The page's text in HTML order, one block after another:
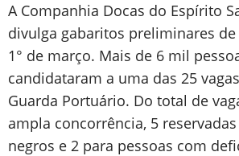
A Companhia Docas do Espírito
divulga gabaritos preliminares
1° de março. Mais de 6 mil
candidataram a uma das 25
Guarda Portuário. Do total de
ampla concorrência, 5
negros e 2 para pessoas com